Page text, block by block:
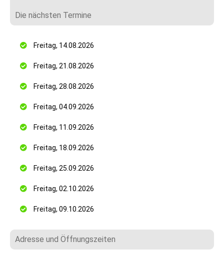
Die nächsten Termine
Freitag, 14.08.2026
Freitag, 21.08.2026
Freitag, 28.08.2026
Freitag, 04.09.2026
Freitag, 11.09.2026
Freitag, 18.09.2026
Freitag, 25.09.2026
Freitag, 02.10.2026
Freitag, 09.10.2026
Adresse und Öffnungszeiten